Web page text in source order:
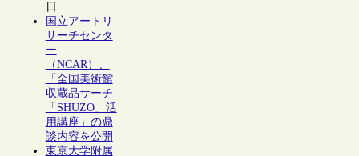
日
国立アートリ
サーチセンタ
ー
（NCAR）、
「全国美術館
収蔵品サーチ
「SHŪZŌ」活
用講座」の鼎
談内容を公開
東京大学附属